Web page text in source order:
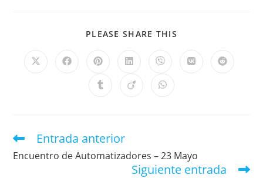
PLEASE SHARE THIS
Entrada anterior
Encuentro de Automatizadores – 23 Mayo
Siguiente entrada